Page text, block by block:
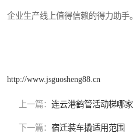
企业生产线上值得信赖的得力助手。
http://www.jsguosheng88.cn
上一篇： 连云港鹤管活动梯哪
下一篇： 宿迁装车撬适用范围